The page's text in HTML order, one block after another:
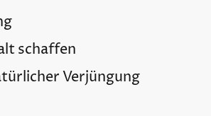
schaffen
Verjüngung